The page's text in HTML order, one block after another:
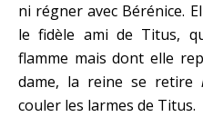
ni régner avec Bérénice.
le fidèle ami de Titus,
flamme mais dont elle
dame, la reine se retire
couler les larmes de Titus.